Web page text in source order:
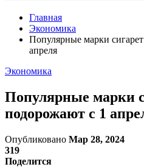
Главная
Экономика
Популярные марки
апреля
Экономика
Популярные марки
подорожают с 1
Опубликовано Мар 28, 2024
319
Поделится